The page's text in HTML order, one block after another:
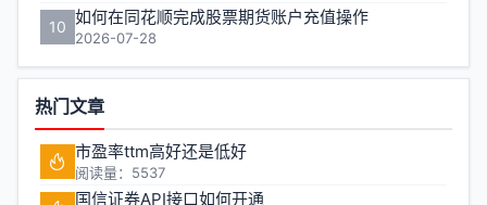
10 如何在同花顺完成股票期货账户充值操作
2026-07-28
热门文章
市盈率ttm高好还是低好
阅读量：5537
国信证券API接口如何开通